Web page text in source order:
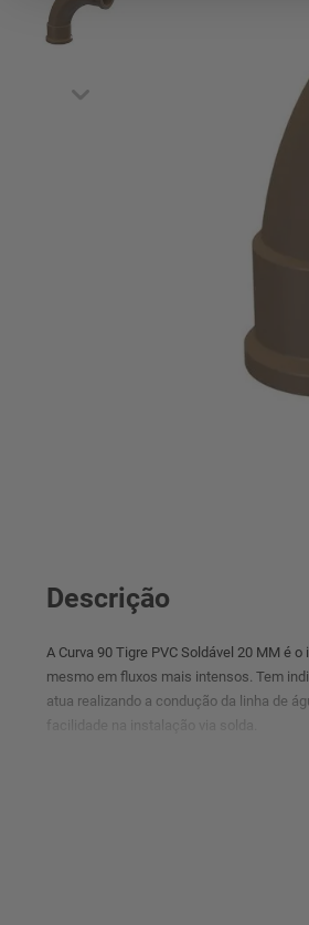
Descrição
A Curva 90 Tigre PVC Soldável 20 MM é
mesmo em fluxos mais intensos. Tem
atua realizando a condução da linha de
facilidade na instalação via solda.